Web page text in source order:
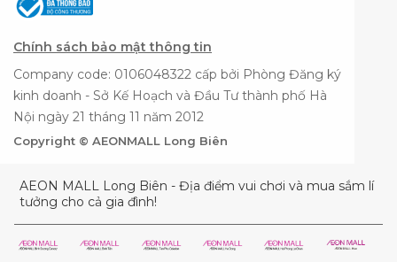
Chính sách bảo mật thông tin
Company code: 0106048322 cấp bởi Phòng Đăng ký
kinh doanh - Sở Kế Hoạch và Đầu Tư thành phố Hà
Nội ngày 21 tháng 11 năm 2012
Copyright © AEONMALL Long Biên
AEON MALL Long Biên - Địa điểm vui chơi và mua sắm lí
tưởng cho cả gia đình!